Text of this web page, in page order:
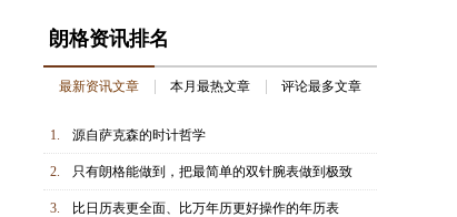
朗格资讯排名
最新资讯文章 本月最热文章 评论最多文章
1. 源自萨克森的时计哲学
2. 只有朗格能做到，把最简单的双针腕表做到极致
3. 比日历表更全面、比万年历更好操作的年历表